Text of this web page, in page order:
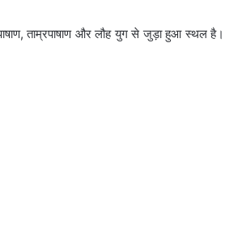
ताम्रपाषाण और लौह युग से जुड़ा हुआ स्थल है।